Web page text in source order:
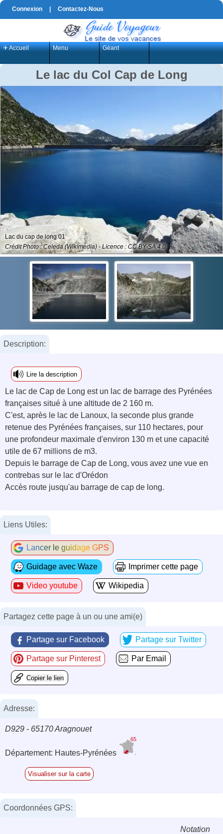
Connexion Contactez-Nous
✈ Accueil Menu Géant
Le lac du Col Cap de Long
Lac du cap de long 01
Crédit Photo : Celeda (Wikimedia) - Licence : CC BY-SA 4.0
Description:
Lire la description
Le lac de Cap de Long est un lac de barrage des Pyrénées
françaises situé à une altitude de 2 160 m.
C'est, après le lac de Lanoux, la seconde plus grande
retenue des Pyrénées françaises, sur 110 hectares, pour
une profondeur maximale d'environ 130 m et une capacité
utile de 67 millions de m3.
Depuis le barrage de Cap de Long, vous avez une vue en
contrebas sur le lac d'Orédon
Accès route jusqu'au barrage de cap de long.
Liens Utiles:
Lancer le guidage GPS
Guidage avec Waze Imprimer cette page
Video youtube Wikipedia
Partagez cette page à un ou une ami(e)
Partage sur Facebook Partage sur Twitter
Partage sur Pinterest Par Email
Copier le lien
Adresse:
D929 - 65170 Aragnouet
Département: Hautes-Pyrénées
65
Visualiser sur la carte
Coordonnées GPS:
Notation